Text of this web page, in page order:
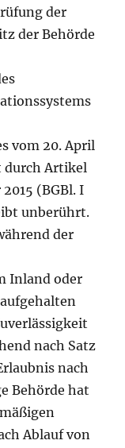
der
der Behörde
vom 20. April
durch Artikel
(BGBl. I
unberührt.
der
Inland oder
nach Satz
nach
Behörde hat
Ablauf von